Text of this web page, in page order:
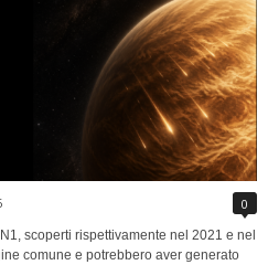
0
scoperti rispettivamente nel 2021 e nel
comune e potrebbero aver generato